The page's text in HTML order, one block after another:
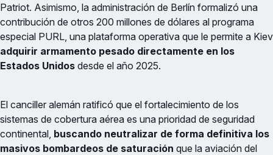
Patriot. Asimismo, la administración de Berlín formalizó una
contribución de otros 200 millones de dólares al programa
especial PURL, una plataforma operativa que le permite a Kiev
adquirir armamento pesado directamente en los
Estados Unidos desde el año 2025.
El canciller alemán ratificó que el fortalecimiento de los
sistemas de cobertura aérea es una prioridad de seguridad
continental, buscando neutralizar de forma definitiva los
masivos bombardeos de saturación que la aviación del